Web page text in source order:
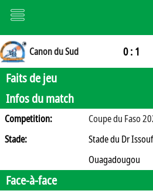
Canon du Sud 0 : 1
Faits de jeu
Infos du match
Competition:
Coupe du Faso
Stade:
Stade du Dr
Ouagadougou
Face-à-face